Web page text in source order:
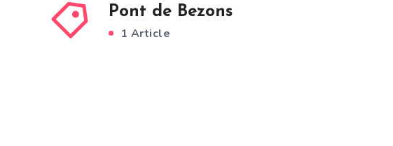
Pont de Bezons
1 Article